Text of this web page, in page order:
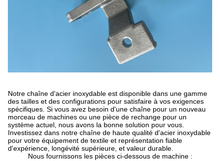
Notre chaîne d'acier inoxydable est disponible dans une gamme
des tailles et des configurations pour satisfaire à vos exigences
spécifiques. Si vous avez besoin d'une chaîne pour un nouveau
morceau de machines ou une pièce de rechange pour un
système actuel, nous avons la bonne solution pour vous.
Investissez dans notre chaîne de haute qualité d'acier inoxydable
pour votre équipement de textile et représentation fiable
d'expérience, longévité supérieure, et valeur durable.
Nous fournissons les pièces ci-dessous de machine :